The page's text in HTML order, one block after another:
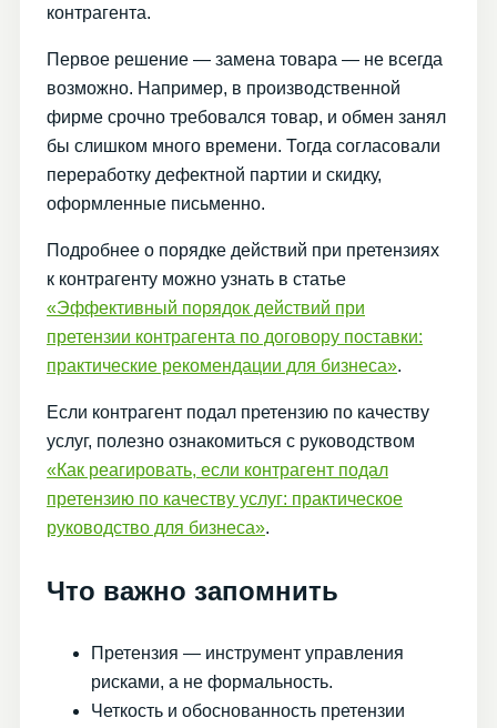
контрагента.
Первое решение — замена товара — не всегда
возможно. Например, в производственной
фирме срочно требовался товар, и обмен занял
бы слишком много времени. Тогда согласовали
переработку дефектной партии и скидку,
оформленные письменно.
Подробнее о порядке действий при претензиях
к контрагенту можно узнать в статье
«Эффективный порядок действий при
претензии контрагента по договору поставки:
практические рекомендации для бизнеса».
Если контрагент подал претензию по качеству
услуг, полезно ознакомиться с руководством
«Как реагировать, если контрагент подал
претензию по качеству услуг: практическое
руководство для бизнеса».
Что важно запомнить
Претензия — инструмент управления
рисками, а не формальность.
Четкость и обоснованность претензии